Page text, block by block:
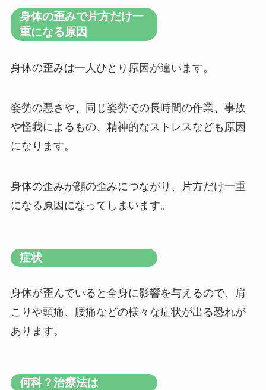
身体の歪みで片方だけ一
重になる原因
身体の歪みは一人ひとり原因が違います。
姿勢の悪さや、同じ姿勢での長時間の作業、事故
や怪我によるもの、精神的なストレスなども原因
になります。
身体の歪みが顔の歪みにつながり、片方だけ一重
になる原因になってしまいます。
症状
身体が歪んでいると全身に影響を与えるので、肩
こりや頭痛、腰痛などの様々な症状が出る恐れが
あります。
何科？治療法は